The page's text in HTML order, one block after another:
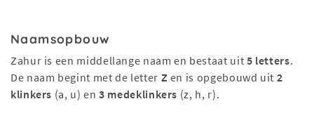
Naamsopbouw
Zahur is een middellange naam en bestaat uit 5 letters.
De naam begint met de letter Z en is opgebouwd uit 2
klinkers (a, u) en3 medeklinkers (z, h, r).